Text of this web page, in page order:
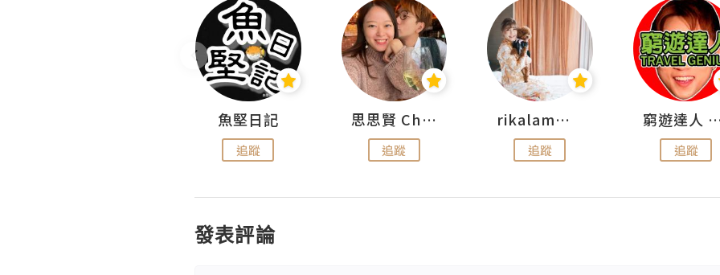
魚堅日記
追蹤
思思賢 ChillMyBabe
追蹤
rikalammm
追蹤
窮遊達人
追蹤
發表評論